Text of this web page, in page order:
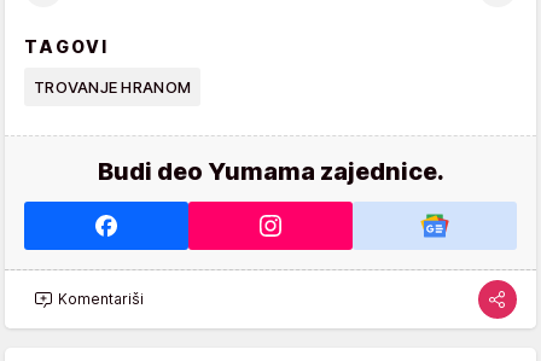
TAGOVI
TROVANJE HRANOM
Budi deo Yumama zajednice.
Komentariši